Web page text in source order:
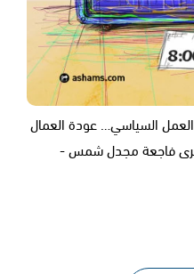
العمل السياسي… عودة العمال
فاجعة مجدل شمس -